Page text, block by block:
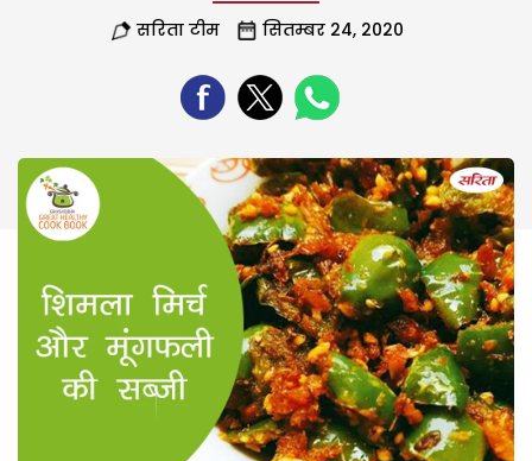
सरिता टीम सितम्बर 24, 2020